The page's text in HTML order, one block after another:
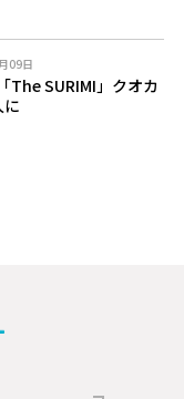
09日
The SURIMI」クオカ